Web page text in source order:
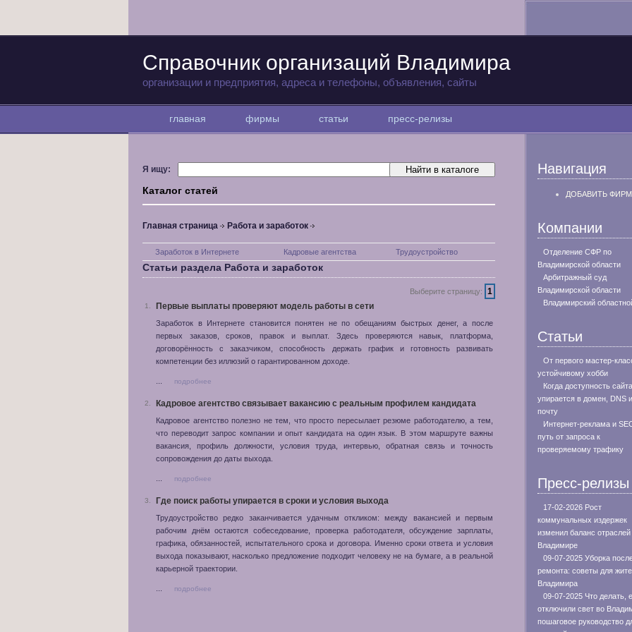
Справочник организаций Владимира
организации и предприятия, адреса и телефоны, объявления, сайты
главная фирмы статьи пресс-релизы
Я ищу:
Каталог статей
Главная страница Работа и заработок
Заработок в Интернете Кадровые агентства Трудоустройство
Статьи раздела Работа и заработок
Выберите страницу: 1
1. Первые выплаты проверяют модель работы в сети
Заработок в Интернете становится понятен не по обещаниям быстрых денег, а после
первых заказов, сроков, правок и выплат. Здесь проверяются навык, платформа,
договорённость с заказчиком, способность держать график и готовность развивать
компетенции без иллюзий о гарантированном доходе.
подробнее
2. Кадровое агентство связывает вакансию с реальным профилем кандидата
Кадровое агентство полезно не тем, что просто пересылает резюме работодателю, а тем,
что переводит запрос компании и опыт кандидата на один язык. В этом маршруте важны
вакансия, профиль должности, условия труда, интервью, обратная связь и точность
сопровождения до даты выхода.
подробнее
3. Где поиск работы упирается в сроки и условия выхода
Трудоустройство редко заканчивается удачным откликом: между вакансией и первым
рабочим днём остаются собеседование, проверка работодателя, обсуждение зарплаты,
графика, обязанностей, испытательного срока и договора. Именно сроки ответа и условия
выхода показывают, насколько предложение подходит человеку не на бумаге, а в реальной
карьерной траектории.
подробнее
Навигация
ДОБАВИТЬ
Компании
Отделение СФР по
Владимирской области
Арбитражный суд
Владимирской области
Владимирский
Статьи
От первого мастер-
устойчивому хобби
Когда доступность сайта
упирается в домен, DNS и
почту
Интернет-реклама и
путь от запроса к
проверяемому трафику
Пресс-релизы
17-02-2026 Рост
коммунальных издержек
изменил баланс отраслей
Владимире
09-07-2025 Уборка
ремонта: советы для
Владимира
09-07-2025 Что делать,
отключили свет во
пошаговое руководство